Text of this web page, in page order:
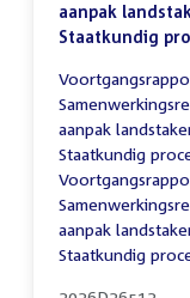
aanpak
Staatkundig
aanpak
Staatkundig
aanpak
Staatkundig